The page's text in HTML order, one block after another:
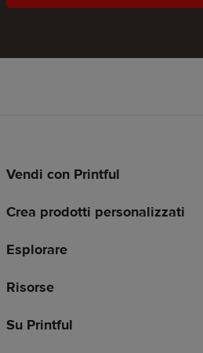
Link
piè
pagina
Vendi con Printful
Crea prodotti personalizzati
Esplorare
Risorse
Su Printful